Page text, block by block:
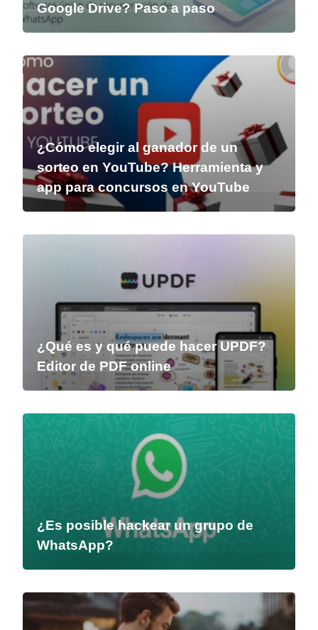
Google Drive? Paso a paso
¿Cómo elegir al ganador de un
sorteo en YouTube? Herramienta y
app para concursos en YouTube
¿Qué es y qué puede hacer UPDF?
Editor de PDF online
¿Es posible hackear un grupo de
WhatsApp?